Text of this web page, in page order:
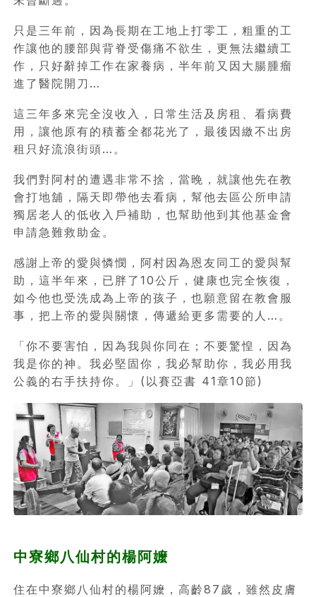
只是三年前，因為長期在工地上打零工，粗重的工
作讓他的腰部與背脊受傷痛不欲生，更無法繼續工
作，只好辭掉工作在家養病，半年前又因大腸腫瘤
進了醫院開刀…
這三年多來完全沒收入，日常生活及房租、看病費
用，讓他原有的積蓄全都花光了，最後因繳不出房
租只好流浪街頭…。
我們對阿村的遭遇非常不捨，當晚，就讓他先在教
會打地舖，隔天即帶他去看病，幫他去區公所申請
獨居老人的低收入戶補助，也幫助他到其他基金會
申請急難救助金。
感謝上帝的愛與憐憫，阿村因為恩友同工的愛與幫
助，這半年來，已胖了10公斤，健康也完全恢復，
如今他也受洗成為上帝的孩子，也願意留在教會服
事，把上帝的愛與關懷，傳遞給更多需要的人…。
「你不要害怕，因為我與你同在；不要驚惶，因為
我是你的神。我必堅固你，我必幫助你，我必用我
公義的右手扶持你。」(以賽亞書 41章10節)
中寮鄉八仙村的楊阿嬤
住在中寮鄉八仙村的楊阿嬤，高齡87歲，雖然皮膚